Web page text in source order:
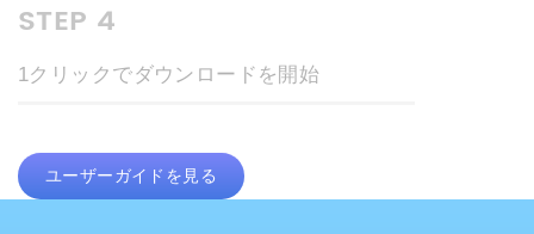
STEP 4
1クリックでダウンロードを開始
ユーザーガイドを見る